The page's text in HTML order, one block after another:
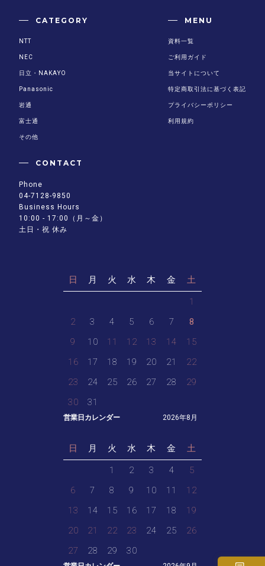
営業日カレンダー 2026年8月
日 月 火 水 木 金 土
1
2
3 4 5 6 7
8
9
10 11 12 13 14
15
16
17 18 19 20 21
22
23
24 25 26 27 28
29
30
31
日 月 火 水 木 金 土
1 2 3 4
5
6
7 8 9 10 11
12
13
14 15 16 17 18
19
20
21 22 23 24 25
26
27
28 29 30
CATEGORY
NTT
NEC
日立・NAKAYO
Panasonic
岩通
富士通
その他
MENU
資料一覧
ご利用ガイド
当サイトについて
特定商取引法に基づく表記
プライバシーポリシー
利用規約
CONTACT
Phone
04-7128-9850
Business Hours
10:00 - 17:00（月～金）
土日・祝 休み